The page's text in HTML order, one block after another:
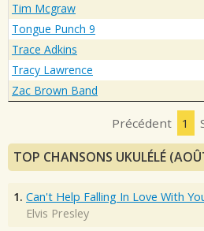
Tim Mcgraw
Tongue Punch 9
Trace Adkins
Tracy Lawrence
Zac Brown Band
Précédent 1
TOP CHANSONS UKULÉLÉ
1. Can't Help Falling In Love With
Elvis Presley